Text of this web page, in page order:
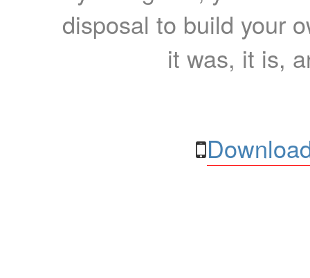
disposal to build your
it was, it is,